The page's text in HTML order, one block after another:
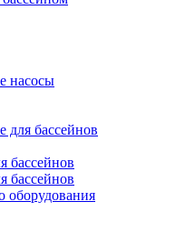
насосы
бассейнов
бассейнов
бассейнов
оборудования